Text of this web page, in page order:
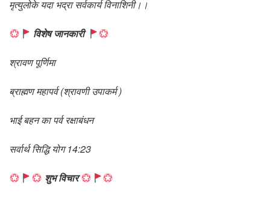
मृत्युलोके यदा भद्रा सर्वकार्य विनाशिनी।।
विशेष जानकारी
श्रावण पूर्णिमा
ब्राह्मण महापर्व (श्रावणी उपाकर्म )
भाई बहन का पर्व रक्षाबंधन
सर्वार्थ सिद्धि योग 14:23
शुभ विचार